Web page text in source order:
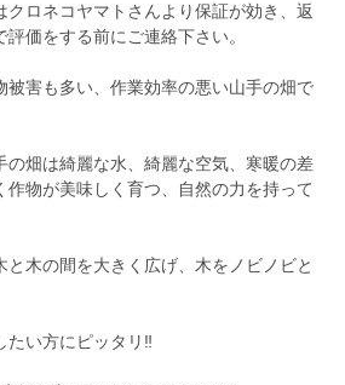
ロネコヤマトさんより保証が効き、返
価をする前にご連絡下さい。
被害も多い、作業効率の悪い山手の畑で
の畑は綺麗な水、綺麗な空気、寒暖の差
作物が美味しく育つ、自然の力を持って
と木の間を大きく広げ、木をノビノビと
たい方にピッタリ‼︎